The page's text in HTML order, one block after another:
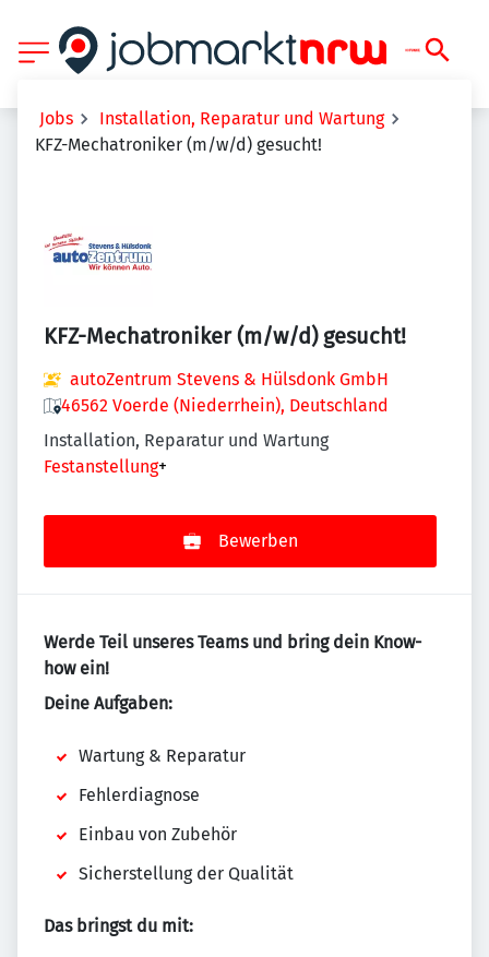
Jobs
Installation, Reparatur und Wartung
KFZ-Mechatroniker (m/w/d) gesucht!
KFZ-Mechatroniker (m/w/d) gesucht!
autoZentrum Stevens & Hülsdonk GmbH
46562 Voerde (Niederrhein), Deutschland
Installation, Reparatur und Wartung
Festanstellung+
Bewerben
Werde Teil unseres Teams und bring dein Know-
how ein!
Deine Aufgaben:
Wartung & Reparatur
Fehlerdiagnose
Einbau von Zubehör
Sicherstellung der Qualität
Das bringst du mit: